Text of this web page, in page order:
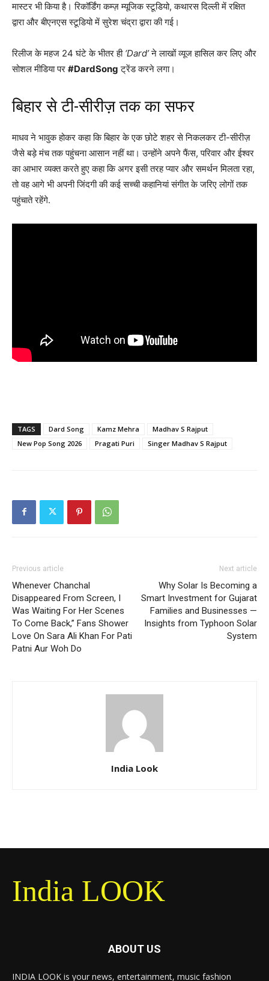
मास्टर भी किया है। रिकॉर्डिंग कम्ज़ म्यूजिक स्टूडियो, कथारस दिल्ली में रक्षित
द्वारा और बीएनएस स्टूडियो में सुरेश चंद्रा द्वारा की गई।
रिलीज के महज 24 घंटे के भीतर ही ‘Dard’ने लाखों व्यूज हासिल कर लिए और
सोशल मीडिया पर #DardSong ट्रेंड करने लगा।
बिहार से टी-सीरीज़ तक का सफर
माधव ने भावुक होकर कहा कि बिहार के एक छोटे शहर से निकलकर टी-सीरीज़
जैसे बड़े मंच तक पहुंचना आसान नहीं था। उन्होंने अपने फैंस, परिवार और ईश्वर
का आभार व्यक्त करते हुए कहा कि अगर इसी तरह प्यार और समर्थन मिलता रहा,
तो वह आगे भी अपनी जिंदगी की कई सच्ची कहानियां संगीत के जरिए लोगों तक
पहुंचाते रहेंगे.
TAGS Dard Song Kamz Mehra
Madhav S Rajput
New Pop Song 2026
Pragati Puri Singer Madhav S Rajput
Previous article
Whenever Chanchal
Disappeared From Screen, I
Was Waiting For Her Scenes
To Come Back,” Fans Shower
Love On Sara Ali Khan For Pati
Patni Aur Woh Do
Next article
Why Solar Is Becoming a
Smart Investment for Gujarat
Families and Businesses —
Insights from Typhoon Solar
System
India Look
India LOOK
ABOUT US
INDIA LOOK is your news, entertainment, music fashion